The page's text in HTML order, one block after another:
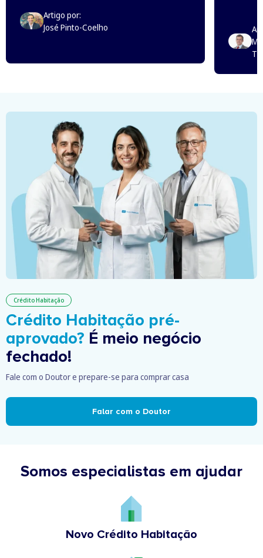
Artigo por:
José Pinto-Coelho
Crédito Habitação
Crédito Habitação pré-
aprovado? É meio negócio
fechado!
Fale com o Doutor e prepare-se para comprar casa
Falar com o Doutor
Somos especialistas em ajudar
Novo Crédito Habitação